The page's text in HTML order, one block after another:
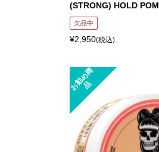
(STRONG) HOLD
欠品中
¥2,950(税込)
お
勧
め
商
品